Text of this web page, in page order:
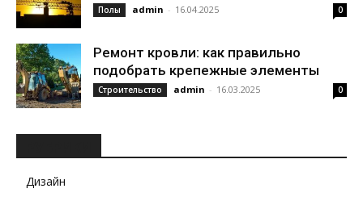
Полы admin - 16.04.2025 0
Ремонт кровли: как правильно
подобрать крепежные элементы
Строительство admin - 16.03.2025 0
Дизайн